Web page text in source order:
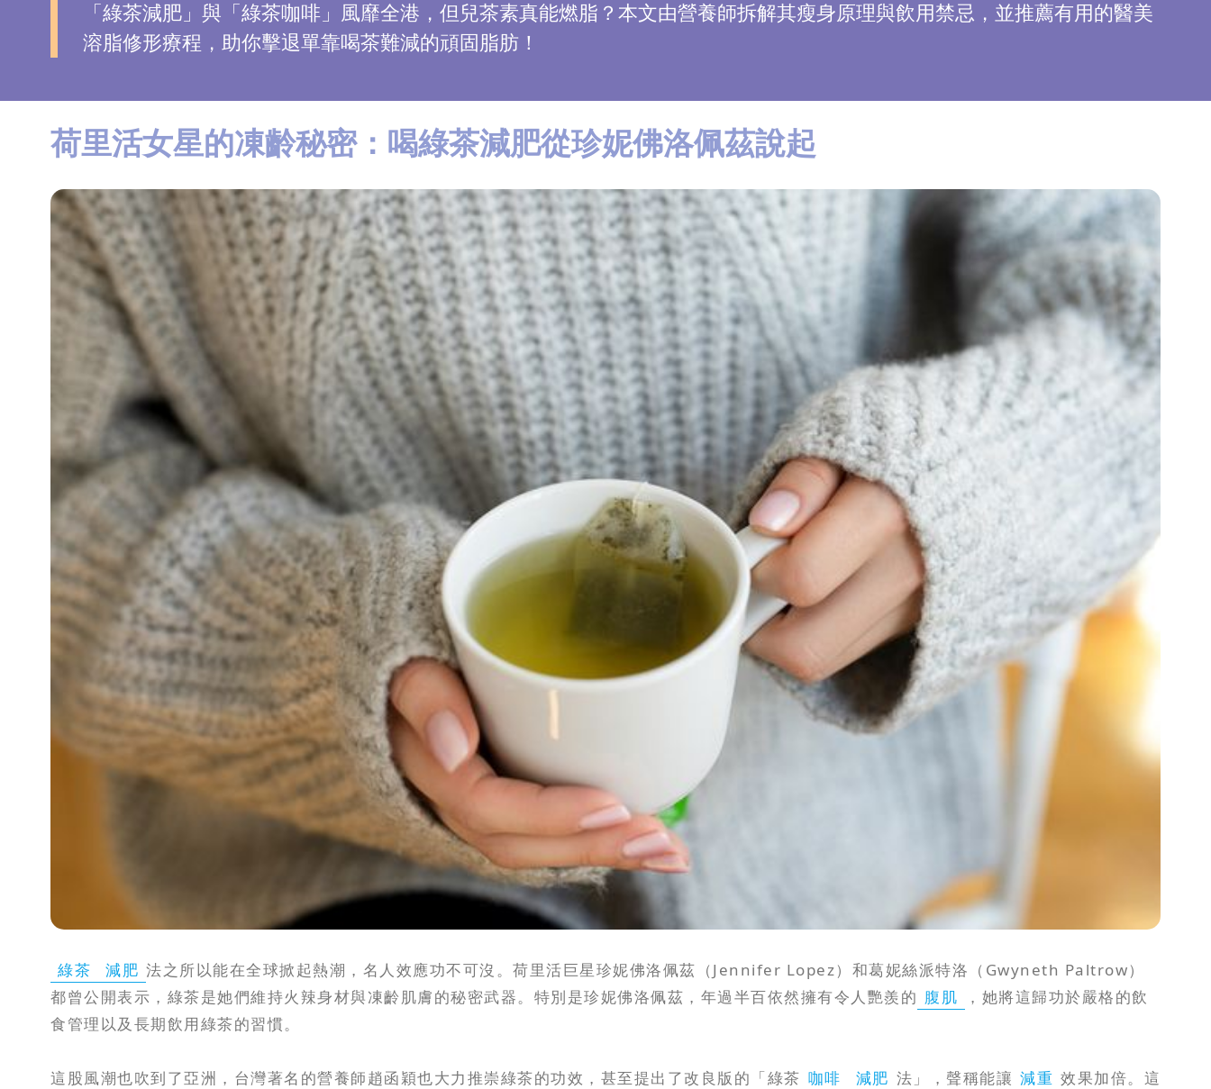
生
密
去
印
知
瘦
鼻
解
減
肥
除
「綠茶減肥」與「綠茶咖啡」風靡全港，但兒茶素真能燃脂？本文由營養師拆解其瘦身原理與飲用禁忌，並推薦有用的醫美
溶脂修形療程，助你擊退單靠喝茶難減的頑固脂肪！
荷里活女星的凍齡秘密：喝綠茶減肥從珍妮佛洛佩茲說起
綠茶 減肥 法之所以能在全球掀起熱潮，名人效應功不可沒。荷里活巨星珍妮佛洛佩茲（Jennifer Lopez）和葛妮絲派特洛（Gwyneth Paltrow）
都曾公開表示，綠茶是她們維持火辣身材與凍齡肌膚的秘密武器。特別是珍妮佛洛佩茲，年過半百依然擁有令人艷羨的 腹肌
，她將這歸功於嚴格的飲
食管理以及長期飲用綠茶的習慣。
這股風潮也吹到了亞洲，台灣著名的營養師趙函穎也大力推崇綠茶的功效，甚至提出了改良版的「綠茶 咖啡 減肥 法」，聲稱能讓 減重 效果加倍。這